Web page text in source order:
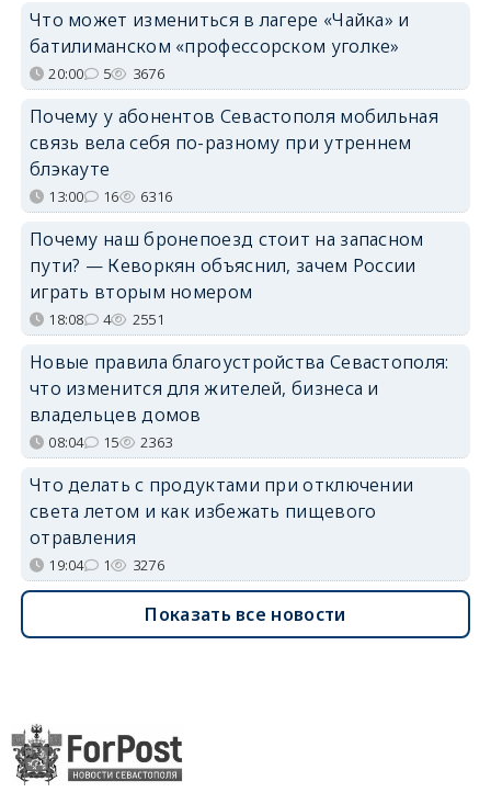
Что может измениться в лагере «Чайка» и
батилиманском «профессорском уголке»
20:00 5 3676
Почему у абонентов Севастополя мобильная
связь вела себя по-разному при утреннем
блэкауте
13:00 16 6316
Почему наш бронепоезд стоит на запасном
пути? — Кеворкян объяснил, зачем России
играть вторым номером
18:08 4 2551
Новые правила благоустройства Севастополя:
что изменится для жителей, бизнеса и
владельцев домов
08:04 15 2363
Что делать с продуктами при отключении
света летом и как избежать пищевого
отравления
19:04 1 3276
Показать все новости